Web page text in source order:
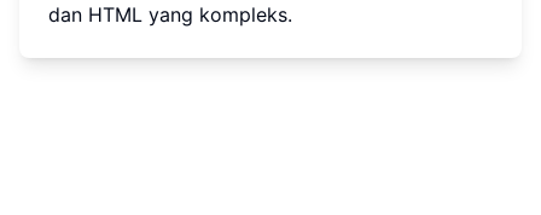
dan HTML yang kompleks.